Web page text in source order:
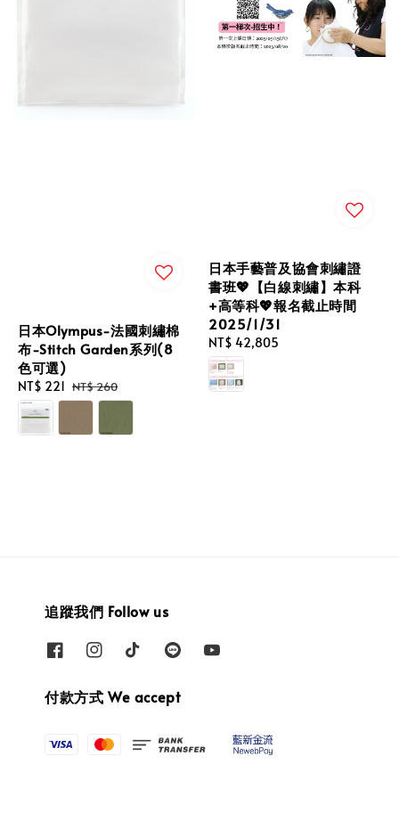
日本Olympus-法國刺繡棉
布-Stitch Garden系列(8
色可選)
Sale
price
NT$ 221 Regular
price
NT$ 260
日本手藝普及協會刺繡證
書班💖【白線刺繡】本科
+高等科💖報名截止時間
2025/1/31
Regular
price
NT$ 42,805
追蹤我們 Follow us
付款方式 We accept